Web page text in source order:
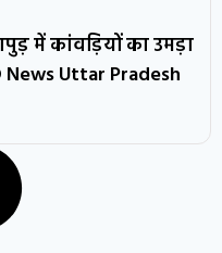
में कांवड़ियों का उमड़ा
News Uttar Pradesh